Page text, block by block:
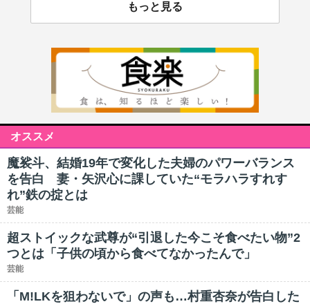
もっと見る
オススメ
魔裟斗、結婚19年で変化した夫婦のパワーバランス
を告白 妻・矢沢心に課していた“モラハラすれす
れ”鉄の掟とは
芸能
超ストイックな武尊が“引退した今こそ食べたい物”2
つとは「子供の頃から食べてなかったんで」
芸能
「M!LKを狙わないで」の声も…村重杏奈が告白した